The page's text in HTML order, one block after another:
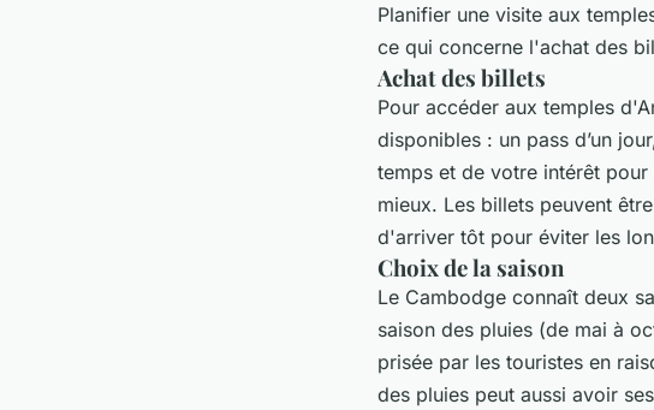
Planifier une visite aux
ce qui concerne l'achat des
Achat des billets
Pour accéder aux temples
disponibles : un pass d’un
temps et de votre intérêt
mieux. Les billets peuvent
d'arriver tôt pour éviter les
Choix de la saison
Le Cambodge connaît deux
saison des pluies (de mai à
prisée par les touristes en
des pluies peut aussi avoir